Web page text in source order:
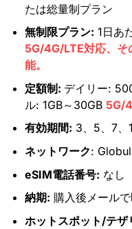
たは総量制プラン
無制限プラン: 1日あ
5G/4G/LTE対応、そ
能。
定額制: デイリー:
ル: 1GB～30GB 5G/
有効期間: 3、5、7、
ネットワーク:
eSIM電話番号: なし
納期: 購入後メール
ホットスポット/テザ